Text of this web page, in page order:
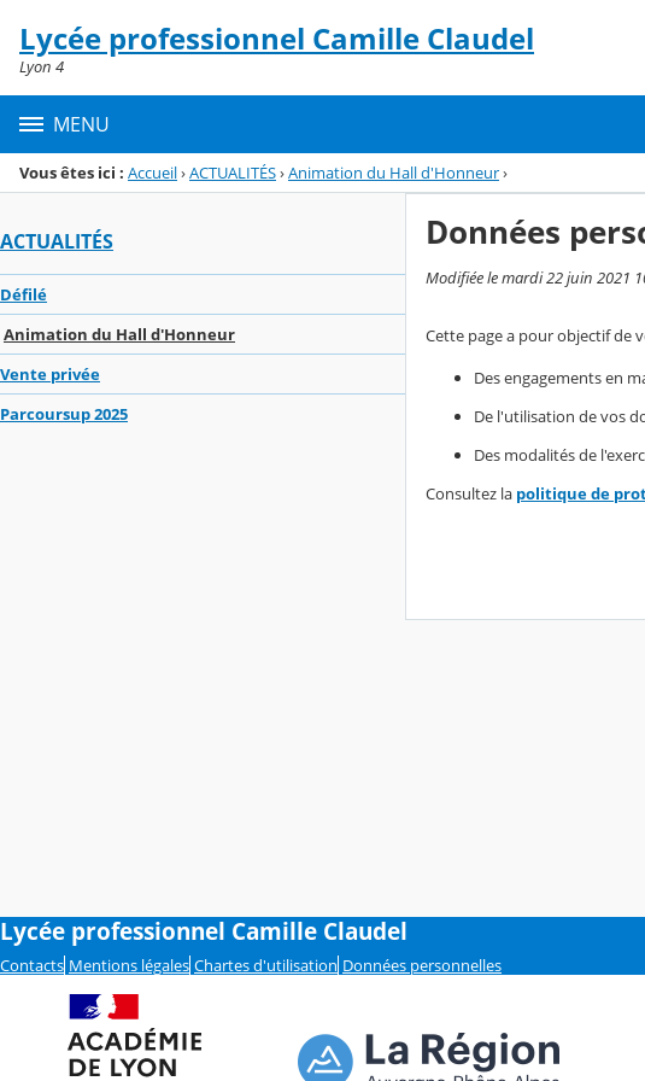
Menu de la rubrique
Contenu
Lycée professionnel Camille Claudel
Lyon 4
MENU
Vous êtes ici : Accueil›ACTUALITÉS›Animation du Hall d'Honneur›
ACTUALITÉS
Défilé
Animation du Hall d'Honneur
Vente privée
Parcoursup 2025
Données
Modifiée le mardi 22 juin 2021
Cette page a pour objectif de
Des engagements en
De l'utilisation de vos
Des modalités de
Consultez la politique de
Lycée professionnel Camille Claudel
Contacts Mentions légales Chartes d'utilisation Données personnelles